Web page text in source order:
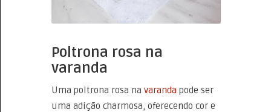
Poltrona rosa na
varanda
Uma poltrona rosa na varanda pode ser
uma adição charmosa, oferecendo cor e